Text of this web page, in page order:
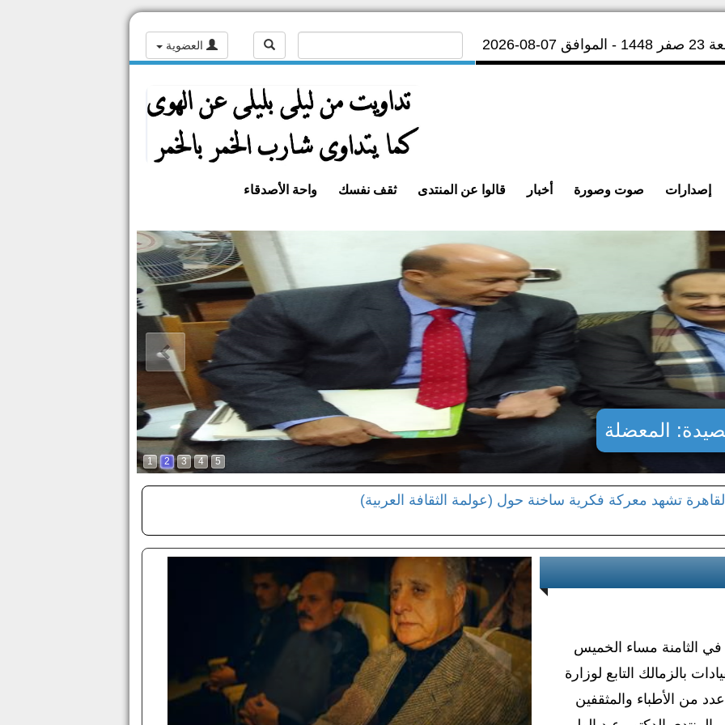
07-08-2026 العضوية
إصدارات صوت وصورة أخبار قالوا عن المنتدى ثقف نفسك واحة الأصدقاء
المعضلة
1 2 3 4 5
تشهد معركة فكرية ساخنة حول (عولمة الثقافة العربية)
ينعي وفاة القاضي والشاعر اليمنى الكبير أحمد محمد المجاهد
بمعرض القاهرة الدولي للكتاب في دورته الـ 53
المثقف العربي".. انطلاق الجولة الأولى من السجال الشعري.. "امريء القيس" بمكتبة مصر
في مثل هذا اليوم 11 مارس 2001.. منتدى المثقف العربي يعقد مواجهة أدبية وثقافية حول مناهج الحداثة والأصالة في
الثامنة مساء الخميس
بالزمالك التابع لوزارة
من الأطباء والمثقفين